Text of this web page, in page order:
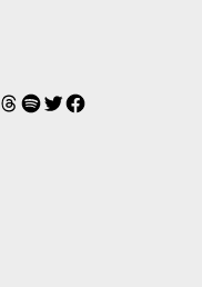
Threads
Spotify
Twitter
Facebook